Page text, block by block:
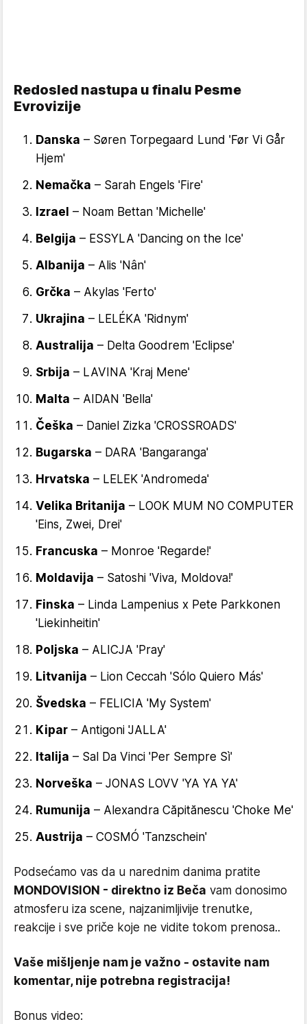
Redosled nastupa u finalu Pesme
Evrovizije
Danska – Søren Torpegaard Lund 'Før Vi Går
Hjem'
Nemačka – Sarah Engels 'Fire'
Izrael – Noam Bettan 'Michelle'
Belgija – ESSYLA 'Dancing on the Ice'
Albanija – Alis 'Nân'
Grčka – Akylas 'Ferto'
Ukrajina – LELÉKA 'Ridnym'
Australija – Delta Goodrem 'Eclipse'
Srbija – LAVINA 'Kraj Mene'
Malta – AIDAN 'Bella'
Češka – Daniel Zizka 'CROSSROADS'
Bugarska – DARA 'Bangaranga'
Hrvatska – LELEK 'Andromeda'
Velika Britanija – LOOK MUM NO COMPUTER
'Eins, Zwei, Drei'
Francuska – Monroe 'Regarde!'
Moldavija – Satoshi 'Viva, Moldova!'
Finska – Linda Lampenius x Pete Parkkonen
'Liekinheitin'
Poljska – ALICJA 'Pray'
Litvanija – Lion Ceccah 'Sólo Quiero Más'
Švedska – FELICIA 'My System'
Kipar – Antigoni 'JALLA'
Italija – Sal Da Vinci 'Per Sempre Sì'
Norveška – JONAS LOVV 'YA YA YA'
Rumunija – Alexandra Căpitănescu 'Choke Me'
Austrija – COSMÓ 'Tanzschein'
Podsećamo vas da u narednim danima pratite
MONDOVISION - direktno iz Beča vam donosimo
atmosferu iza scene, najzanimljivije trenutke,
reakcije i sve priče koje ne vidite tokom prenosa..
Vaše mišljenje nam je važno - ostavite nam
komentar, nije potrebna registracija!
Bonus video: